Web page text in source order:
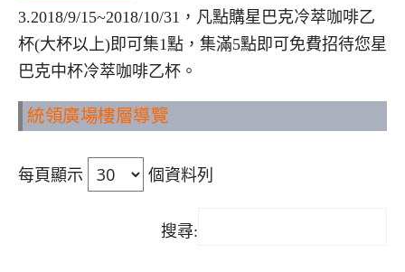
3.2018/9/15~2018/10/31，凡點購星巴克冷萃咖啡乙
杯(大杯以上)即可集1點，集滿5點即可免費招待您星
巴克中杯冷萃咖啡乙杯。
統領廣場樓層導覽
每頁顯示 個資料列
搜尋: